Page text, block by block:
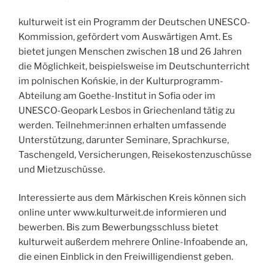
kulturweit ist ein Programm der Deutschen UNESCO-
Kommission, gefördert vom Auswärtigen Amt. Es
bietet jungen Menschen zwischen 18 und 26 Jahren
die Möglichkeit, beispielsweise im Deutschunterricht
im polnischen Końskie, in der Kulturprogramm-
Abteilung am Goethe-Institut in Sofia oder im
UNESCO-Geopark Lesbos in Griechenland tätig zu
werden. Teilnehmer:innen erhalten umfassende
Unterstützung, darunter Seminare, Sprachkurse,
Taschengeld, Versicherungen, Reisekostenzuschüsse
und Mietzuschüsse.
Interessierte aus dem Märkischen Kreis können sich
online unter www.kulturweit.de informieren und
bewerben. Bis zum Bewerbungsschluss bietet
kulturweit außerdem mehrere Online-Infoabende an,
die einen Einblick in den Freiwilligendienst geben.